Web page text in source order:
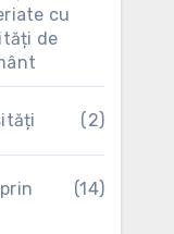
cu
de
(2)
(14)